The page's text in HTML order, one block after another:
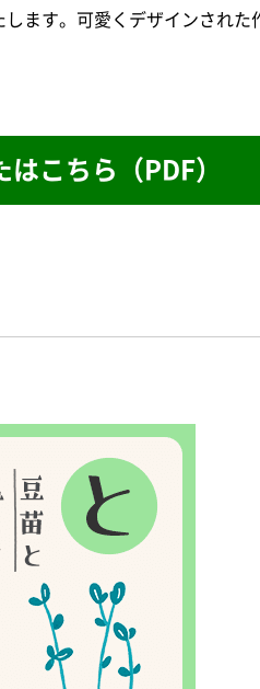
ます。可愛くデザインされた
こちら（PDF）